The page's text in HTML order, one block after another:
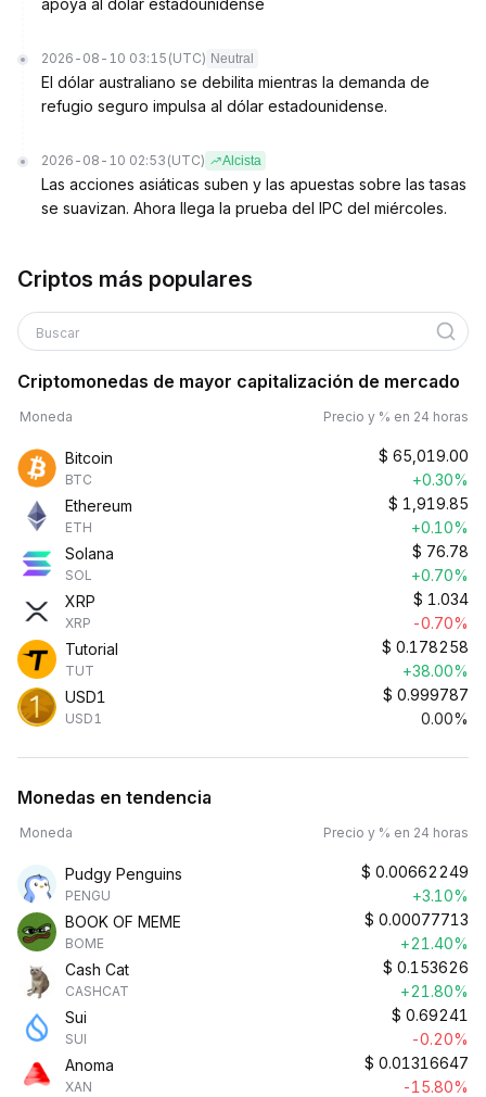
apoya al dólar estadounidense
2026-08-10 03:15 (UTC) Neutral
El dólar australiano se debilita mientras la demanda de
refugio seguro impulsa al dólar estadounidense.
2026-08-10 02:53 (UTC) Alcista
Las acciones asiáticas suben y las apuestas sobre las tasas
se suavizan. Ahora llega la prueba del IPC del miércoles.
Criptos más populares
Buscar
Criptomonedas de mayor capitalización de mercado
Moneda Precio y % en 24 horas
Bitcoin
BTC
$ 65,019.00
+0.30%
Ethereum
ETH
$ 1,919.85
+0.10%
Solana
SOL
$ 76.78
+0.70%
XRP
XRP
$ 1.034
-0.70%
Tutorial
TUT
$ 0.178258
+38.00%
USD1
USD1
$ 0.999787
0.00%
Monedas en tendencia
Moneda Precio y % en 24 horas
Pudgy Penguins
PENGU
$ 0.00662249
+3.10%
BOOK OF MEME
BOME
$ 0.00077713
+21.40%
Cash Cat
CASHCAT
$ 0.153626
+21.80%
Sui
SUI
$ 0.69241
-0.20%
Anoma
XAN
$ 0.01316647
-15.80%